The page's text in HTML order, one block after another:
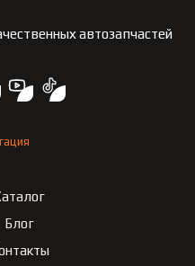
автозапчастей
Блог